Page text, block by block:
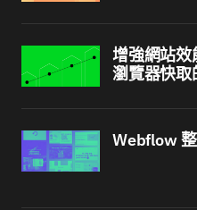
增強網站
瀏覽器快取
Webflow